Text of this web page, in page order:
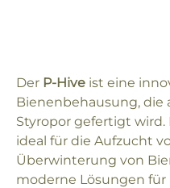
Der P-Hive ist eine
Bienenbehausung, die
Styropor gefertigt
ideal für die Aufzucht
Überwinterung von
moderne Lösungen für